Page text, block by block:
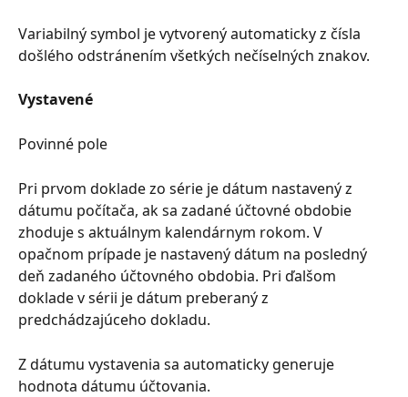
Variabilný symbol je vytvorený automaticky z čísla
došlého odstránením všetkých nečíselných znakov.
Vystavené
Povinné pole
Pri prvom doklade zo série je dátum nastavený z
dátumu počítača, ak sa zadané účtovné obdobie
zhoduje s aktuálnym kalendárnym rokom. V
opačnom prípade je nastavený dátum na posledný
deň zadaného účtovného obdobia. Pri ďalšom
doklade v sérii je dátum preberaný z
predchádzajúceho dokladu.
Z dátumu vystavenia sa automaticky generuje
hodnota dátumu účtovania.